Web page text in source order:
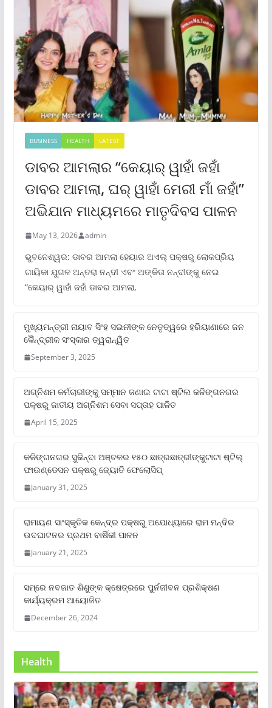
BUSINESS HEALTH LATEST
ଡାବର ଆମଲାର “କେୟାର୍ ୱାହାଁ ଜହାଁ
ଡାବର ଆମଲା, ଘର୍ ୱାହାଁ ମେରୀ ମାଁ ଜହାଁ”
ଅଭିଯାନ ମାଧ୍ୟମରେ ମାତୃଦିବସ ପାଳନ
May 13, 2026 admin
ଭୁବନେଶ୍ୱର: ଡାବର ଆମଲା ହେୟାର ଅଏଲ୍ ପକ୍ଷରୁ ଲୋକପ୍ରିୟ
ଗାୟିକା ଯୁଗଳ ଅନ୍ତରା ନନ୍ଦୀ ଏବଂ ଅଙ୍କିତା ନନ୍ଦୀଙ୍କୁ ନେଇ
“କେୟାର୍ ୱାହାଁ ଜହାଁ ଡାବର ଆମଲା,
ମୁଖ୍ୟମନ୍ତ୍ରୀ ନାୟାବ ସିଂହ ସଇନୀଙ୍କ ନେତୃତ୍ୱରେ ହରିୟାଣାରେ ଜନ
କୈନ୍ଦ୍ରୀକ ସଂସ୍କାର ତ୍ୱରାନ୍ୱିତ
September 3, 2025
ଅଗ୍ନିଶମ କର୍ମଚାରୀଙ୍କୁ ସମ୍ମାନ ଜଣାଇ ଟାଟା ଷ୍ଟିଲ କଳିଙ୍ଗନଗର
ପକ୍ଷରୁ ଜାତୀୟ ଅଗ୍ନିଶମ ସେବା ସପ୍ତାହ ପାଳିତ
April 15, 2025
କଳିଙ୍ଗନଗର ସୁକିନ୍ଦା ଅଞ୍ଚଳର ୧୫୦ ଛାତ୍ରଛାତ୍ରୀଙ୍କୁଟାଟା ଷ୍ଟିଲ୍
ଫାଉଣ୍ଡେସନ ପକ୍ଷରୁ ଜ୍ୟୋତି ଫେଲୋସିପ୍‌
January 31, 2025
ରାମାୟଣ ସାଂସ୍କୃତିକ କେନ୍ଦ୍ର ପକ୍ଷରୁ ଅଯୋଧ୍ୟାରେ ରାମ ମନ୍ଦିର
ଉଦଘାଟନର ପ୍ରଥମ ବାର୍ଷିକୀ ପାଳନ
January 21, 2025
ସମ୍‌ରେ ନବଜାତ ଶିଶୁଙ୍କ କ୍ଷେତ୍ରରେ ପୁର୍ନଜୀବନ ପ୍ରଶିକ୍ଷଣ
କାର୍ଯ୍ୟକ୍ରମ ଆୟୋଜିତ
December 26, 2024
Health